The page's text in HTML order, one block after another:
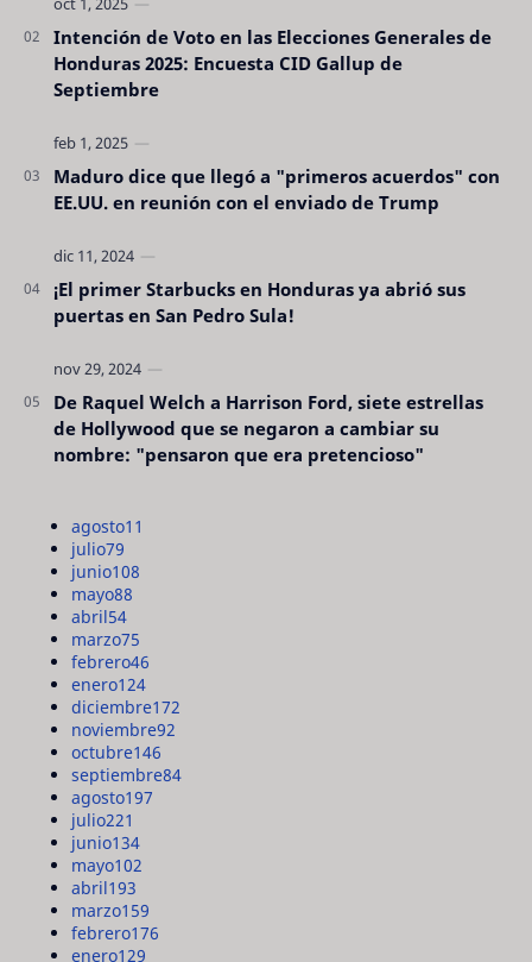
Intención de Voto en las Elecciones Generales de
Honduras 2025: Encuesta CID Gallup de
Septiembre
Maduro dice que llegó a "primeros acuerdos" con
EE.UU. en reunión con el enviado de Trump
¡El primer Starbucks en Honduras ya abrió sus
puertas en San Pedro Sula!
De Raquel Welch a Harrison Ford, siete estrellas
de Hollywood que se negaron a cambiar su
nombre: "pensaron que era pretencioso"
agosto11
julio79
junio108
mayo88
abril54
marzo75
febrero46
enero124
diciembre172
noviembre92
octubre146
septiembre84
agosto197
julio221
junio134
mayo102
abril193
marzo159
febrero176
enero129